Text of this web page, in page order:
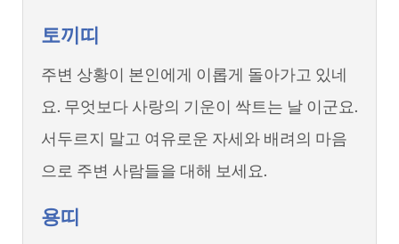
토끼띠
주변 상황이 본인에게 이롭게 돌아가고 있네
요. 무엇보다 사랑의 기운이 싹트는 날 이군요.
서두르지 말고 여유로운 자세와 배려의 마음
으로 주변 사람들을 대해 보세요.
용띠